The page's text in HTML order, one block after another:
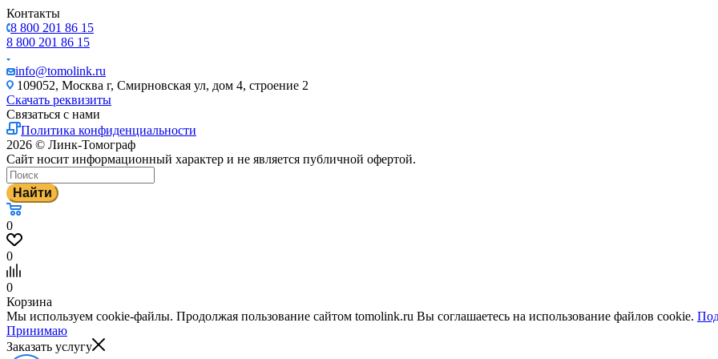
Контакты
8 800 201 86 15
8 800 201 86 15
info@tomolink.ru
109052, Москва г, Смирновская ул, дом 4, строение 2
Скачать реквизиты
Связаться с нами
Политика конфиденциальности
2026 © Линк-Томограф
Сайт носит информационный характер и не является публичной офертой.
Найти
0
0
0
Корзина
Мы используем cookie-файлы. Продолжая пользование сайтом tomolink.ru Вы соглашаетесь на использование файлов cookie.
Принимаю
Заказать услугу